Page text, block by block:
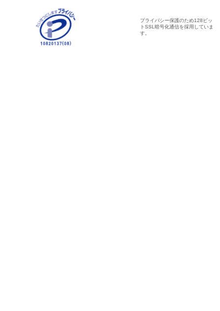
プライバシー保護のため128ビッ
トSSL暗号化通信を採用していま
す。